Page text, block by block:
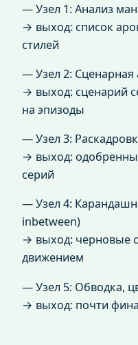
— Узел 1: Анализ
→ выход: список
стилей
— Узел 2: Сценарная
→ выход: сценарий
на эпизоды
— Узел 3:
→ выход:
серий
— Узел 4:
inbetween)
→ выход: черновые
движением
— Узел 5: Обводка,
→ выход: почти